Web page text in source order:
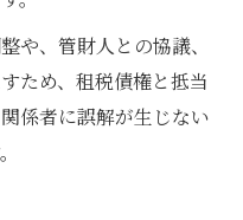
や、管財人との協議、
ため、租税債権と抵当
係者に誤解が生じない